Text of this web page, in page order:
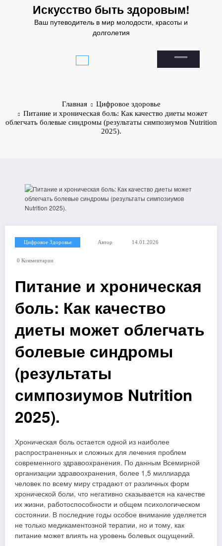
содержимому
Искусство быть здоровым!
Ваш путеводитель в мир молодости, красоты и
долголетия
Главная
Цифровое здоровье
Питание и хроническая боль: Как качество диеты может
облегчать болевые синдромы (результаты симпозиумов Nutrition
2025).
Цифровое Здоровье Автор 14.01.2026
0 Комментарии
Питание и хроническая
боль: Как качество
диеты может облегчать
болевые синдромы
(результаты
симпозиумов Nutrition
2025).
Хроническая боль остается одной из наиболее
распространенных и сложных для лечения проблем
современного здравоохранения. По данным Всемирной
организации здравоохранения, более 1,5 миллиарда
человек по всему миру страдают от различных форм
хронической боли, что негативно сказывается на качестве
их жизни, работоспособности и общем психологическом
состоянии. В последние годы особое внимание уделяется
не только медикаментозной терапии, но и тому, как
питание может влиять на уровень болевых ощущений.